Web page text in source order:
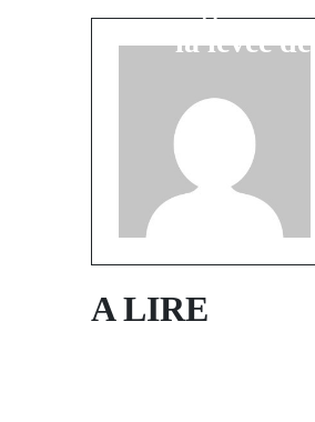
la levée
A LIRE